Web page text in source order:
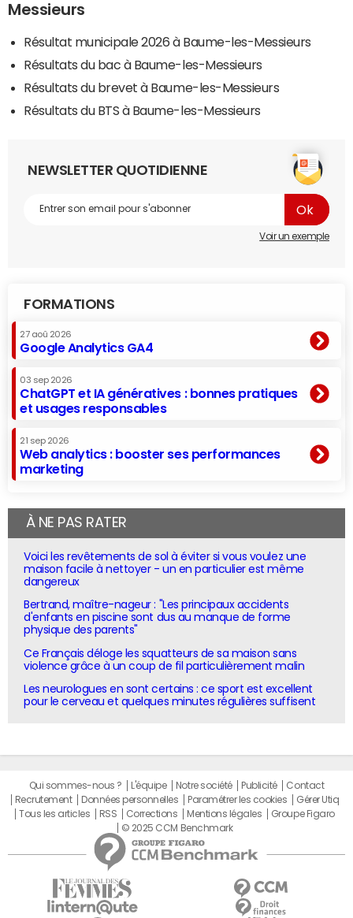
Messieurs
Résultat municipale 2026 à Baume-les-Messieurs
Résultats du bac à Baume-les-Messieurs
Résultats du brevet à Baume-les-Messieurs
Résultats du BTS à Baume-les-Messieurs
NEWSLETTER QUOTIDIENNE
Voir un exemple
FORMATIONS
27 aoû 2026
Google Analytics GA4
03 sep 2026
ChatGPT et IA génératives : bonnes pratiques
et usages responsables
21 sep 2026
Web analytics : booster ses performances
marketing
À NE PAS RATER
Voici les revêtements de sol à éviter si vous voulez une
maison facile à nettoyer - un en particulier est même
dangereux
Bertrand, maître-nageur : "Les principaux accidents
d'enfants en piscine sont dus au manque de forme
physique des parents"
Ce Français déloge les squatteurs de sa maison sans
violence grâce à un coup de fil particulièrement malin
Les neurologues en sont certains : ce sport est excellent
pour le cerveau et quelques minutes régulières suffisent
Qui sommes-nous ? L'équipe Notre société Publicité
Contact
Recrutement
Données personnelles Paramétrer les cookies
Gérer Utiq
Tous les articles
RSS Corrections Mentions légales
Groupe Figaro
© 2025 CCM Benchmark